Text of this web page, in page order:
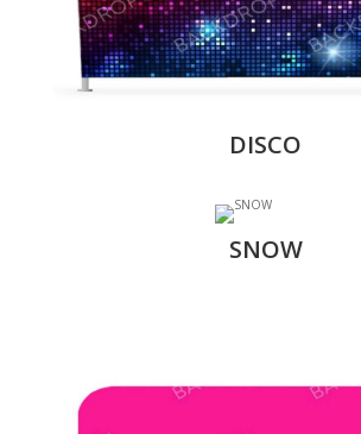
DISCO
SNOW